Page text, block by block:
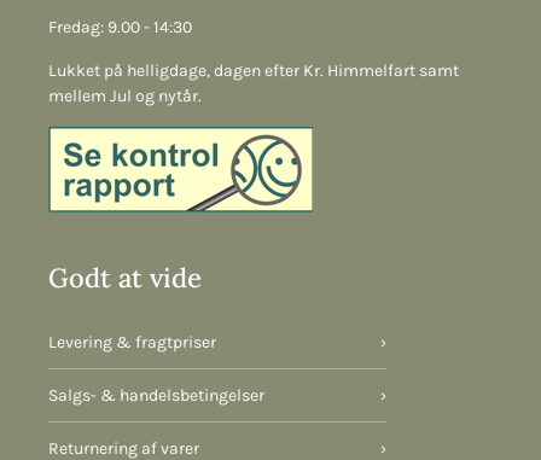
Fredag: 9.00 - 14:30
Lukket på helligdage, dagen efter Kr. Himmelfart samt
mellem Jul og nytår.
Godt at vide
Levering & fragtpriser ›
Salgs- & handelsbetingelser ›
Returnering af varer ›